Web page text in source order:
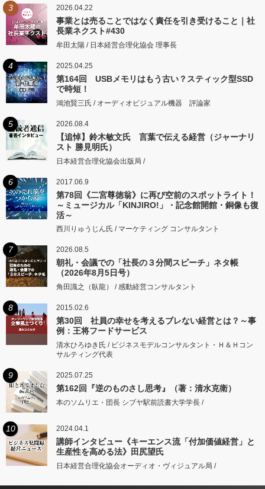
3 2026.04.22
事業とは売ることではなく責任を引き受けること｜社
長業ネクスト#430
牟田太陽 / 日本経営合理化協会 理事長
4 2025.04.25
第164回 USBメモリはもう古い？スティック型SSD
で時短！
鴻池賢三氏 / オーディオビジュアル機器 評論家
5 2026.08.4
【追悼】鈴木敏文氏 言葉で伝える経営（ジャーナリ
スト 勝見明氏）
日本経営合理化協会出版局 /
6 2017.06.9
第78回《二宮尊徳翁》に再び空前のスポットライト！
～ミュージカル「KINJIRO!」・記念館開館・銅像も復
活～
西川りゅうじん氏 / マーケティング コンサルタント
7 2026.08.5
朝礼・会議での「社長の３分間スピーチ」ネタ帳
（2026年8月5日号）
角田識之（臥龍） / 感動経営コンサルタント
8 2015.02.6
第30回 社員の幸せを考えるブレない経営とは？～事
例：王将フードサービス
清水ひろゆき氏 / ビジネスモデルコンサルタント・Ｈ＆Ｈコン
サルティング代表
9 2025.07.25
第162回『逆のものさし思考』（著：清水克衛）
本のソムリエ・団長 シブヤ駅前読書大学学長 /
10 2024.04.1
講師インタビュー《キーエンス流「付加価値経営」と
生産性を高める法》田尻望氏
日本経営合理化協会オーディオ・ヴィジュアル局 /